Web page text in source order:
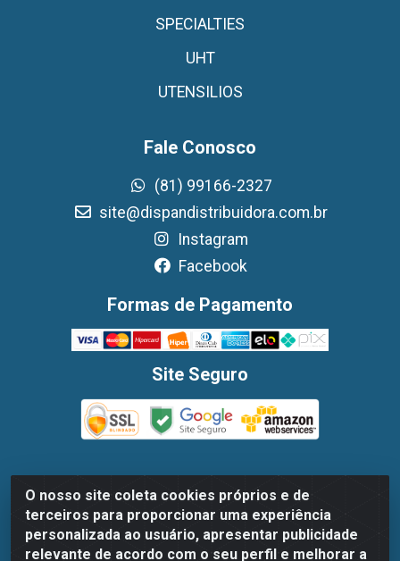
O nosso site coleta cookies próprios e de
terceiros para proporcionar uma experiência
personalizada ao usuário, apresentar publicidade
relevante de acordo com o seu perfil e melhorar a
SPECIALTIES
UHT
UTENSILIOS
Fale Conosco
(81) 99166-2327
site@dispandistribuidora.com.br
Instagram
Facebook
Formas de Pagamento
Site Seguro
Dispan Distribuidora de Alimentos LTDA - Avenida
Marechal Mascarenhas De Moraes, 1048- Imbiribeira,
Recife/PE - CEP 51.170-000 - CNPJ 30.779.584/0003-78